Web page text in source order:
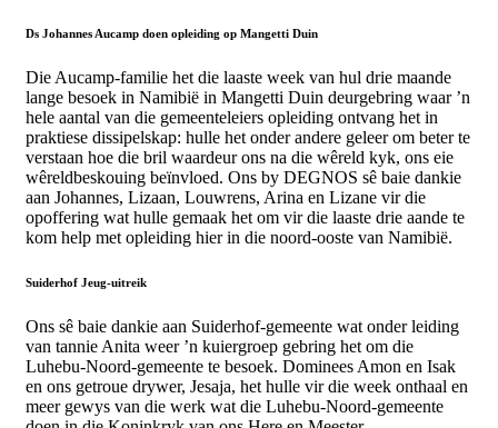
Ds Johannes Aucamp doen opleiding op Mangetti Duin
Die Aucamp-familie het die laaste week van hul drie maande
lange besoek in Namibië in Mangetti Duin deurgebring waar ’n
hele aantal van die gemeenteleiers opleiding ontvang het in
praktiese dissipelskap: hulle het onder andere geleer om beter te
verstaan hoe die bril waardeur ons na die wêreld kyk, ons eie
wêreldbeskouing beïnvloed. Ons by DEGNOS sê baie dankie
aan Johannes, Lizaan, Louwrens, Arina en Lizane vir die
opoffering wat hulle gemaak het om vir die laaste drie aande te
kom help met opleiding hier in die noord-ooste van Namibië.
Suiderhof Jeug-uitreik
Ons sê baie dankie aan Suiderhof-gemeente wat onder leiding
van tannie Anita weer ’n kuiergroep gebring het om die
Luhebu-Noord-gemeente te besoek. Dominees Amon en Isak
en ons getroue drywer, Jesaja, het hulle vir die week onthaal en
meer gewys van die werk wat die Luhebu-Noord-gemeente